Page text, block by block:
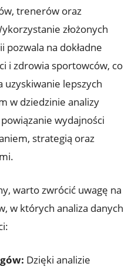
trenerów oraz
złożonych
na dokładne
i zdrowia sportowców, co
uzyskiwanie lepszych
w dziedzinie analizy
wydajności
strategią oraz
warto zwrócić uwagę na
w których analiza danych
Dzięki analizie